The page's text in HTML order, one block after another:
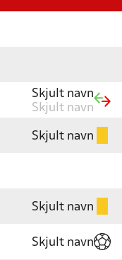
Skjult navn
Skjult navn
Skjult navn
Skjult navn
Skjult navn